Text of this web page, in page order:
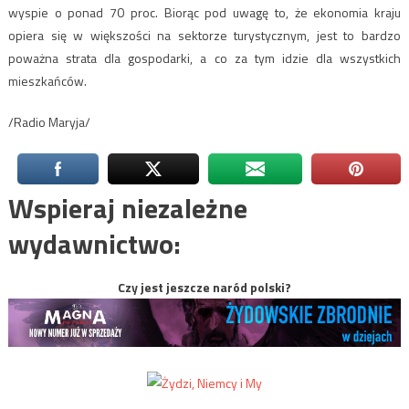
wyspie o ponad 70 proc. Biorąc pod uwagę to, że ekonomia kraju
opiera się w większości na sektorze turystycznym, jest to bardzo
poważna strata dla gospodarki, a co za tym idzie dla wszystkich
mieszkańców.
/Radio Maryja/
Wspieraj niezależne
wydawnictwo:
Czy jest jeszcze naród polski?